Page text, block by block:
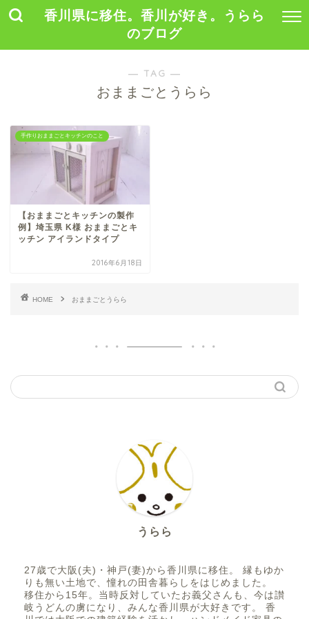
香川県に移住。香川が好き。うらら
のブログ
― TAG ―
おままごとうらら
手作りおままごとキッチンのこと
【おままごとキッチンの製作
例】埼玉県 K様 おままごとキ
ッチン アイランドタイプ
2016年6月18日
HOME おままごとうらら
うらら
27歳で大阪(夫)・神戸(妻)から香川県に移住。 縁もゆか
りも無い土地で、憧れの田舎暮らしをはじめました。
移住から15年。当時反対していたお義父さんも、今は讃
岐うどんの虜になり、みんな香川県が大好きです。 香